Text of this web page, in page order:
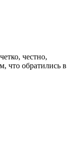
честно,
что обратились в